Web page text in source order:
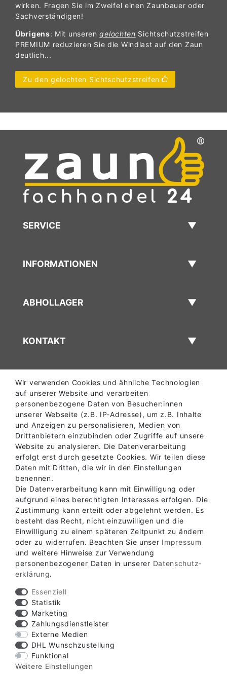
wirken. Fragen Sie im Zweifel einen Zaunbauer oder
Sachverständigen!
Übrigens: Mit unserengelochten Sichtschutzstreifen
PREMIUM reduzieren Sie die Windlast auf den Zaun
deutlich...
Zu den gelochten Sichtschutzstreifen
SERVICE
INFORMATIONEN
ABHOLLAGER
KONTAKT
Verfügbare Zahlungsarten
Verfügbare Versandarten
Wir verwenden Cookies und ähnliche Technologien
auf unserer Website und verarbeiten
personenbezogene Daten von Besucher:innen
unserer Webseite (z.B. IP-Adresse), um z.B. Inhalte
und Anzeigen zu personalisieren, Medien von
Drittanbietern einzubinden oder Zugriffe auf unsere
Website zu analysieren. Die Datenverarbeitung
erfolgt erst durch gesetzte Cookies. Wir teilen diese
Daten mit Dritten, die wir in den Einstellungen
benennen.
Die Datenverarbeitung kann mit Einwilligung oder
aufgrund eines berechtigten Interesses erfolgen. Die
Zustimmung kann erteilt oder abgelehnt werden. Es
besteht das Recht, nicht einzuwilligen und die
Einwilligung zu einem späteren Zeitpunkt zu ändern
oder zu widerrufen. Beachten Sie unser Impressum
und weitere Hinweise zur Verwendung
personenbezogener Daten in unserer Daten­schutz­
erklärung.
Essenziell
Statistik
Marketing
Zahlungsdienstleister
Externe Medien
DHL Wunschzustellung
Funktional
Weitere Einstellungen